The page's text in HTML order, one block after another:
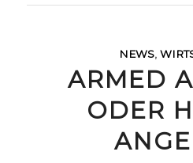
NEWS,
ARMED
ODER